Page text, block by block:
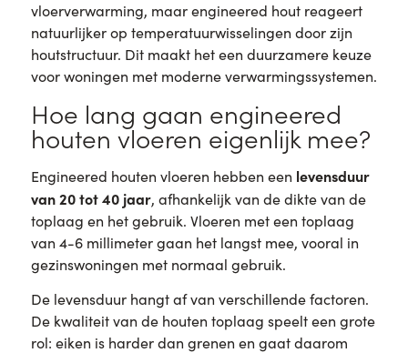
vloerverwarming, maar engineered hout reageert
natuurlijker op temperatuurwisselingen door zijn
houtstructuur. Dit maakt het een duurzamere keuze
voor woningen met moderne verwarmingssystemen.
Hoe lang gaan engineered
houten vloeren eigenlijk mee?
Engineered houten vloeren hebben een levensduur
van 20 tot 40 jaar, afhankelijk van de dikte van de
toplaag en het gebruik. Vloeren met een toplaag
van 4-6 millimeter gaan het langst mee, vooral in
gezinswoningen met normaal gebruik.
De levensduur hangt af van verschillende factoren.
De kwaliteit van de houten toplaag speelt een grote
rol: eiken is harder dan grenen en gaat daarom